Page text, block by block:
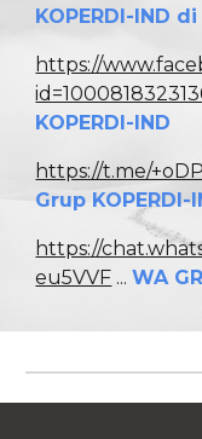
KOPERDI-IND di
https://
KOPERDI-IND
https://t.me/
Grup KOPERDI-
https://
eu5VVF ...WA